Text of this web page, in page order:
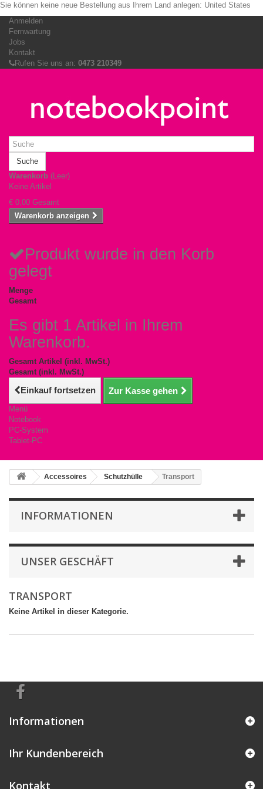
Sie können keine neue Bestellung aus Ihrem Land anlegen: United States
Anmelden
Fernwartung
Jobs
Kontakt
Rufen Sie uns an: 0473 210349
Suche
Warenkorb (Leer)
Keine Artikel
€ 0,00 Gesamt
Warenkorb anzeigen
Produkt wurde in den Korb
gelegt
Menge
Gesamt
Es gibt 1 Artikel in Ihrem
Warenkorb.
Gesamt Artikel (inkl. MwSt.)
Gesamt (inkl. MwSt.)
Einkauf fortsetzen Zur Kasse gehen
Menü
Notebook
PC-System
Tablet-PC
Accessoires Schutzhülle Transport
INFORMATIONEN
UNSER GESCHÄFT
TRANSPORT
Keine Artikel in dieser Kategorie.
Informationen
Ihr Kundenbereich
Kontakt